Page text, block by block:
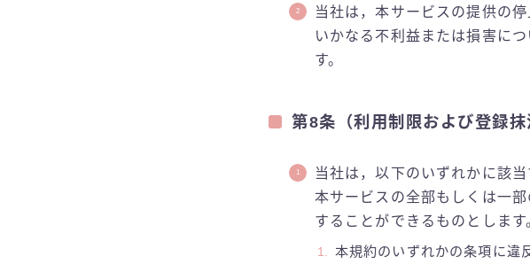
当社は，本サービスの提供の
いかなる不利益または損害に
す。
第8条（利用制限および登録抹
当社は，以下のいずれかに該
本サービスの全部もしくは一
することができるものとします
本規約のいずれかの条項に違